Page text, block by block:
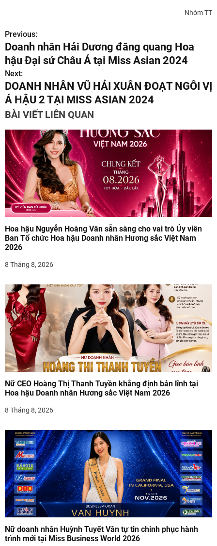
Nhóm TT
Đ
i
ề
u
h
ư
ớ
n
g
b
à
i
ế
t
Previous:
Doanh nhân Hải Dương đăng quang Hoa
hậu Đại sứ Châu Á tại Miss Asian 2024
Next:
DOANH NHÂN VŨ HẢI XUÂN ĐOẠT NGÔI VỊ
Á HẬU 2 TẠI MISS ASIAN 2024
BÀI VIẾT LIÊN QUAN
Hoa hậu Nguyễn Hoàng Vân sẵn sàng cho vai trò Ủy viên
Ban Tổ chức Hoa hậu Doanh nhân Hương sắc Việt Nam
2026
8 Tháng 8, 2026
Nữ CEO Hoàng Thị Thanh Tuyền khẳng định bản lĩnh tại
Hoa hậu Doanh nhân Hương sắc Việt Nam 2026
8 Tháng 8, 2026
Nữ doanh nhân Huỳnh Tuyết Vân tự tin chinh phục hành
trình mới tại Miss Business World 2026